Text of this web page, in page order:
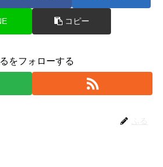
コピー
をフォローする